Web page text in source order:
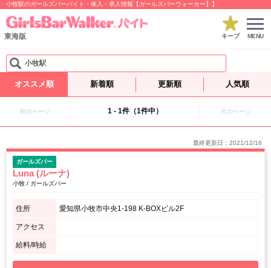
小牧駅のガールズバーバイト・体入・求人情報【ガールズバーウォーカー】】
東海版 キープ MENU
小牧駅
オススメ順 新着順 更新順 人気順
前のページ 1 - 1件（1件中） 次のページ
最終更新日：2021/12/16
ガールズバー
Luna (ルーナ)
小牧 / ガールズバー
住所 愛知県小牧市中央1-198 K-BOXビル2F
アクセス
給料/時給